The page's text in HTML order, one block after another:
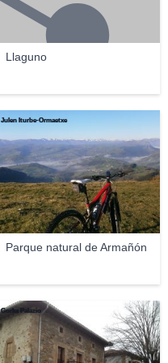
Llaguno
Parque natural de Armañón
Julen Iturbe-Ormaetxe
Gorka Palazio